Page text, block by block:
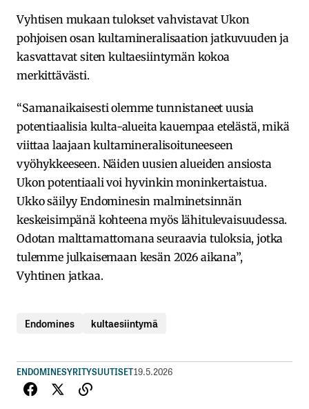
Vyhtisen mukaan tulokset vahvistavat Ukon
pohjoisen osan kultamineralisaation jatkuvuuden ja
kasvattavat siten kultaesiintymän kokoa
merkittävästi.
“Samanaikaisesti olemme tunnistaneet uusia
potentiaalisia kulta-alueita kauempaa etelästä, mikä
viittaa laajaan kultamineralisoituneeseen
vyöhykkeeseen. Näiden uusien alueiden ansiosta
Ukon potentiaali voi hyvinkin moninkertaistua.
Ukko säilyy Endominesin malminetsinnän
keskeisimpänä kohteena myös lähitulevaisuudessa.
Odotan malttamattomana seuraavia tuloksia, jotka
tulemme julkaisemaan kesän 2026 aikana”,
Vyhtinen jatkaa.
Endomines kultaesiintymä
ENDOMINESYRITYSUUTISET19.5.2026